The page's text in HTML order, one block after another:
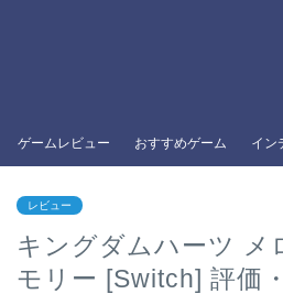
ゲームレビュー おすすめゲーム イン
レビュー
キングダムハーツ メ
モリー [Switch] 評価